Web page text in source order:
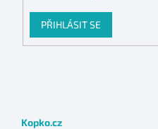
PŘIHLÁSIT SE
Kopko.cz